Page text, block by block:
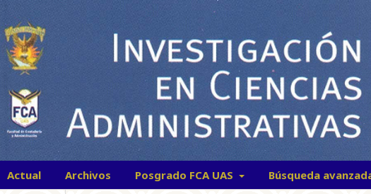
Actual Archivos Posgrado FCA UAS Búsqueda